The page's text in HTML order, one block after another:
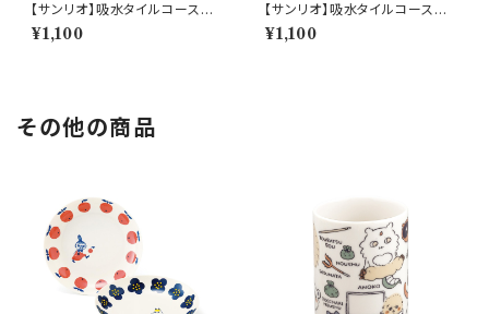
【サンリオ】吸水タイルコースタ
ー(あひるのペックル)【SAN17
0】SAN175-346
¥1,100
【サンリオ】吸水タイルコースタ
ー(けろけろけろっぴ)【SAN17
0】SAN176-346
¥1,100
その他の商品